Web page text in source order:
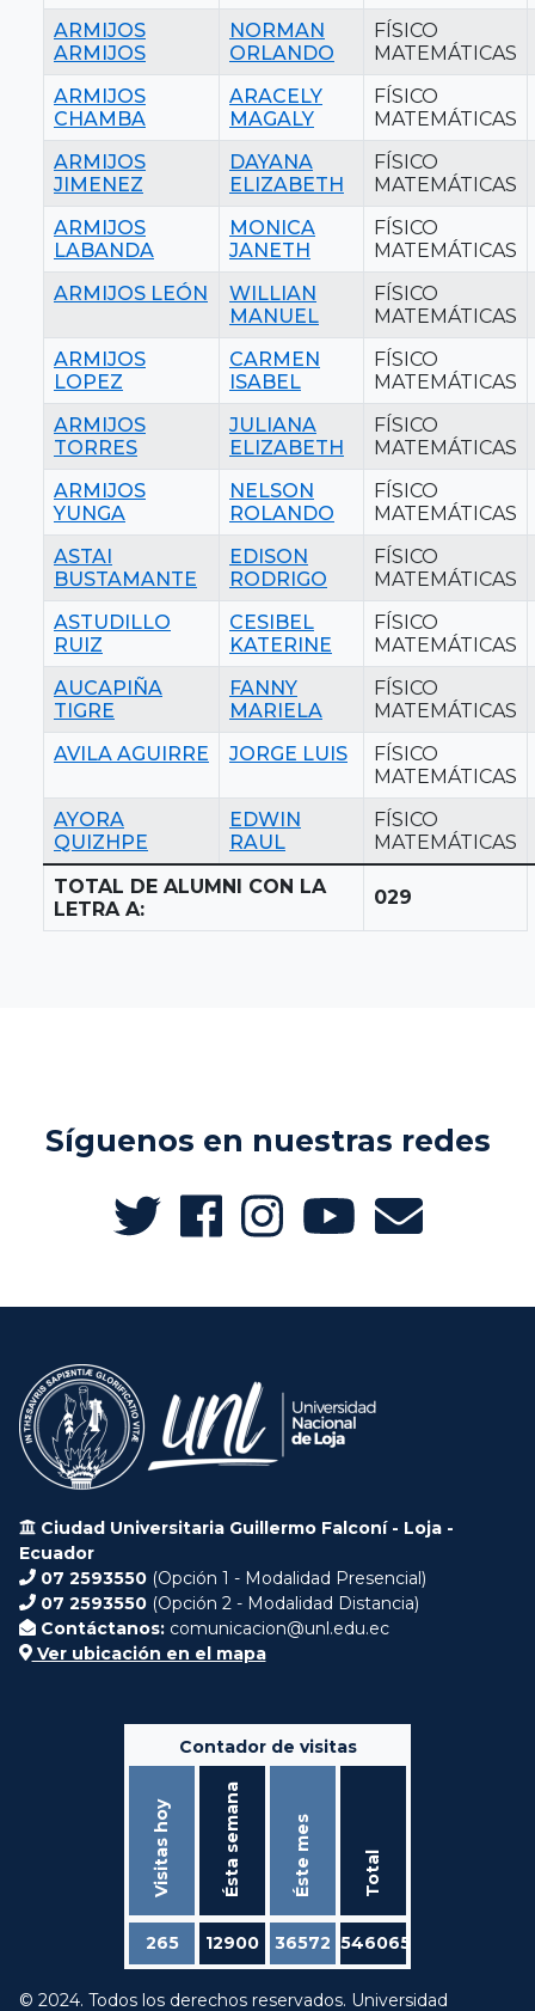
ARMIJOS
ARMIJOS
NORMAN
ORLANDO
FÍSICO
MATEMÁTICAS
ARMIJOS
CHAMBA
ARACELY
MAGALY
FÍSICO
MATEMÁTICAS
ARMIJOS
JIMENEZ
DAYANA
ELIZABETH
FÍSICO
MATEMÁTICAS
ARMIJOS
LABANDA
MONICA
JANETH
FÍSICO
MATEMÁTICAS
ARMIJOS LEÓN
WILLIAN
MANUEL
FÍSICO
MATEMÁTICAS
ARMIJOS
LOPEZ
CARMEN
ISABEL
FÍSICO
MATEMÁTICAS
ARMIJOS
TORRES
JULIANA
ELIZABETH
FÍSICO
MATEMÁTICAS
ARMIJOS
YUNGA
NELSON
ROLANDO
FÍSICO
MATEMÁTICAS
ASTAI
BUSTAMANTE
EDISON
RODRIGO
FÍSICO
MATEMÁTICAS
ASTUDILLO
RUIZ
CESIBEL
KATERINE
FÍSICO
MATEMÁTICAS
AUCAPIÑA
TIGRE
FANNY
MARIELA
FÍSICO
MATEMÁTICAS
AVILA AGUIRRE
JORGE LUIS
FÍSICO
MATEMÁTICAS
AYORA
QUIZHPE
EDWIN
RAUL
FÍSICO
MATEMÁTICAS
TOTAL DE ALUMNI CON LA
LETRA A:
029
Síguenos en nuestras redes
Ciudad Universitaria Guillermo Falconí - Loja -
Ecuador
07 2593550 (Opción 1 - Modalidad Presencial)
07 2593550 (Opción 2 - Modalidad Distancia)
Contáctanos: comunicacion@unl.edu.ec
Ver ubicación en el mapa
Contador de visitas
Visitas hoy Ésta semana Éste mes Total
265 12900 36572 546065
© 2024. Todos los derechos reservados. Universidad